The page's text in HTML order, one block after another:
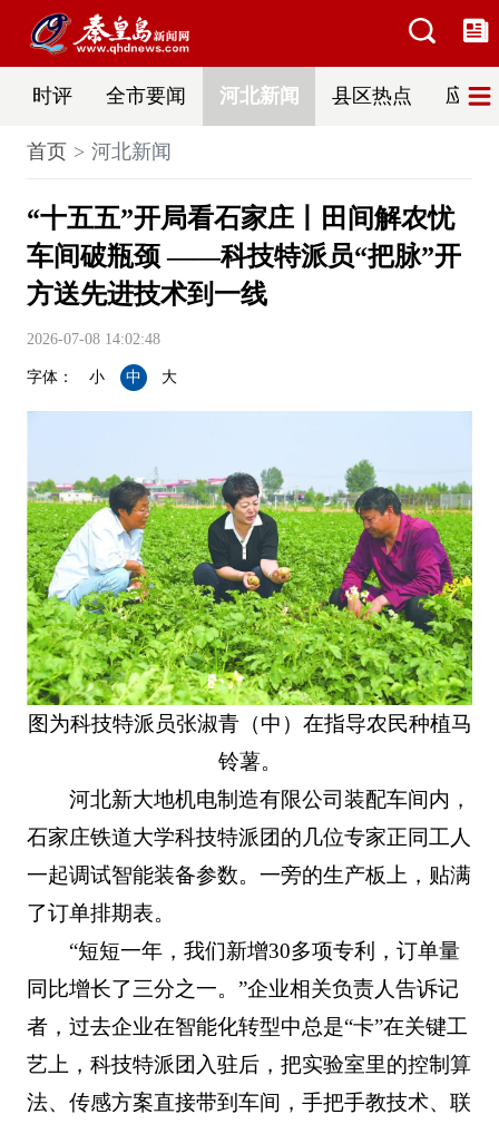
时评 全市要闻 河北新闻 县区热点 应急
首页 河北新闻
“十五五”开局看石家庄丨田间解农忧
车间破瓶颈 ——科技特派员“把脉”开
方送先进技术到一线
2026-07-08 14:02:48
字体： 小 中 大
图为科技特派员张淑青（中）在指导农民种植马
铃薯。
河北新大地机电制造有限公司装配车间内，
石家庄铁道大学科技特派团的几位专家正同工人
一起调试智能装备参数。一旁的生产板上，贴满
了订单排期表。
“短短一年，我们新增30多项专利，订单量
同比增长了三分之一。”企业相关负责人告诉记
者，过去企业在智能化转型中总是“卡”在关键工
艺上，科技特派团入驻后，把实验室里的控制算
法、传感方案直接带到车间，手把手教技术、联